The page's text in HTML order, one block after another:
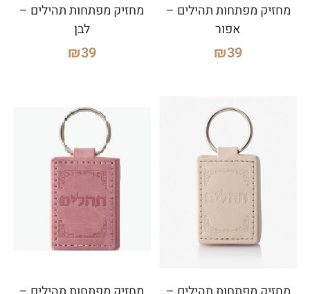
מחזיק מפתחות תהילים –
אפור
₪39
מחזיק מפתחות תהילים –
לבן
₪39